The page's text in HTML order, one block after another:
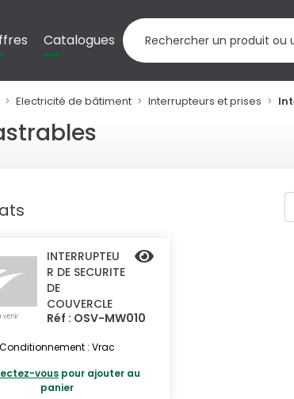
Catalogues
Electricité de bâtiment Interrupteurs et prises
INTERRUPTEU
R DE SECURITE
DE
COUVERCLE
Réf : OSV-MW010
: Vrac
vous pour ajouter au
panier